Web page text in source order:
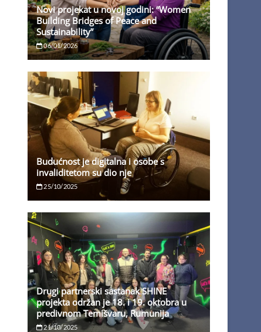
Novi projekat u novoj godini: “Women
Building Bridges of Peace and
Sustainability”
06/01/2026
Budućnost je digitalna i osobe s
invaliditetom su dio nje
25/10/2025
Drugi partnerski sastanak SHINE
projekta održan je 18. i 19. oktobra u
predivnom Temišvaru, Rumunija
21/10/2025